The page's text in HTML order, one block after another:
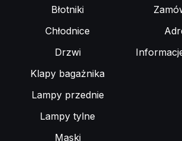
Błotniki
Chłodnice
Drzwi
Klapy bagażnika
Lampy przednie
Lampy tylne
Maski